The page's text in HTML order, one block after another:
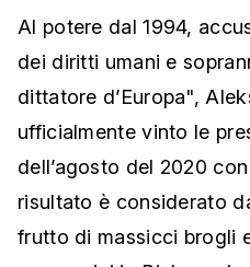
Al potere dal 1994,
dei diritti umani e
dittatore d’Europa",
ufficialmente vinto le
dell’agosto del 2020
risultato è considerato
frutto di massicci brogli